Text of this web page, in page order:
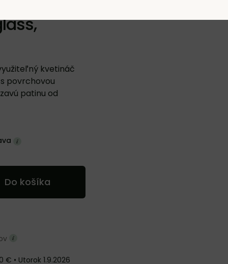
kvetináč
povrchovou
patinu od
Do košíka
€ • Utorok 1.9.2026